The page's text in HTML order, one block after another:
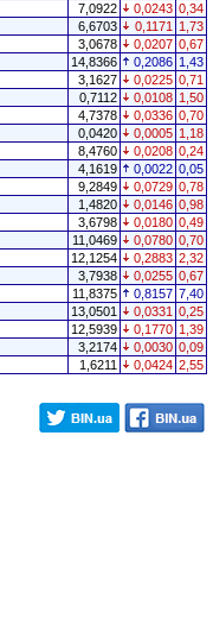
7,0922 0,0243 0,34
6,6703 0,1171
1,73
3,0678 0,0207 0,67
14,8366 0,2086 1,43
3,1627 0,0225 0,71
0,7112 0,0108 1,50
4,7378 0,0336 0,70
0,0420 0,0005 1,18
8,4760 0,0208 0,24
4,1619 0,0022 0,05
9,2849 0,0729 0,78
1,4820 0,0146 0,98
3,6798 0,0180 0,49
11,0469 0,0780 0,70
12,1254 0,2883 2,32
3,7938 0,0255 0,67
11,8375 0,8157 7,40
13,0501 0,0331 0,25
12,5939 0,1770 1,39
3,2174 0,0030 0,09
1,6211 0,0424 2,55